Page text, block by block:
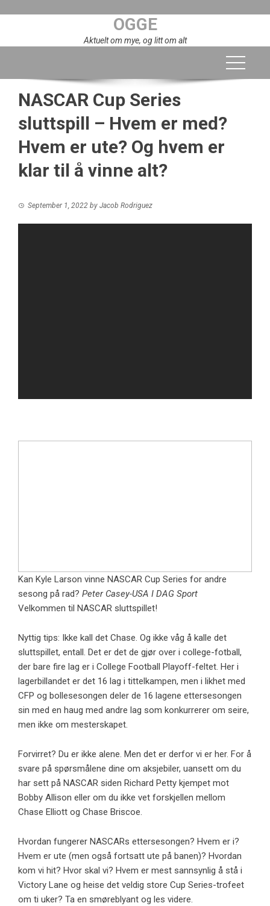
OGGE
Aktuelt om mye, og litt om alt
NASCAR Cup Series
sluttspill – Hvem er med?
Hvem er ute? Og hvem er
klar til å vinne alt?
September 1, 2022 by Jacob Rodriguez
Kan Kyle Larson vinne NASCAR Cup Series for andre
sesong på rad? Peter Casey-USA I DAG Sport
Velkommen til NASCAR sluttspillet!
Nyttig tips: Ikke kall det Chase. Og ikke våg å kalle det
sluttspillet, entall. Det er det de gjør over i college-fotball,
der bare fire lag er i College Football Playoff-feltet. Her i
lagerbillandet er det 16 lag i tittelkampen, men i likhet med
CFP og bollesesongen deler de 16 lagene ettersesongen
sin med en haug med andre lag som konkurrerer om seire,
men ikke om mesterskapet.
Forvirret? Du er ikke alene. Men det er derfor vi er her. For å
svare på spørsmålene dine om aksjebiler, uansett om du
har sett på NASCAR siden Richard Petty kjempet mot
Bobby Allison eller om du ikke vet forskjellen mellom
Chase Elliott og Chase Briscoe.
Hvordan fungerer NASCARs ettersesongen? Hvem er i?
Hvem er ute (men også fortsatt ute på banen)? Hvordan
kom vi hit? Hvor skal vi? Hvem er mest sannsynlig å stå i
Victory Lane og heise det veldig store Cup Series-trofeet
om ti uker? Ta en smøreblyant og les videre.